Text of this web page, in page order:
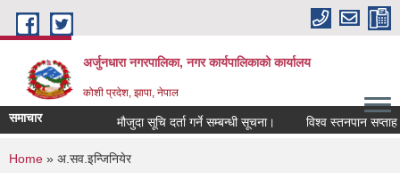
Skip to main content
अर्जुनधारा नगरपालिका, नगर कार्यपालिकाको कार्यालय
कोशी प्रदेश, झापा, नेपाल
समाचार मौजुदा सूचि दर्ता गर्ने सम्बन्धी सूचना। विश्व स्तनपान सप्ताह
You are here
Home » अ.सव.इन्जिनियेर